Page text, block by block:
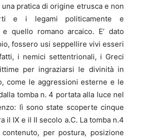
pratica di origine etrusca e non
e i legami politicamente e
quello romano arcaico. E’ dato
fossero usi seppellire vivi esseri
i nemici settentrionali, i Greci
per ingraziarsi le divinità in
come le aggressioni esterne e le
tomba n. 4 portata alla luce nel
lì sono state scoperte cinque
il IX e il II secolo a.C. La tomba n.4
per postura, posizione